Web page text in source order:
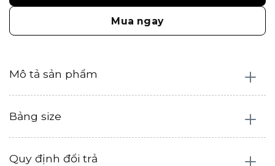
Mua ngay
Mô tả sản phẩm
Bảng size
Quy định đổi trả